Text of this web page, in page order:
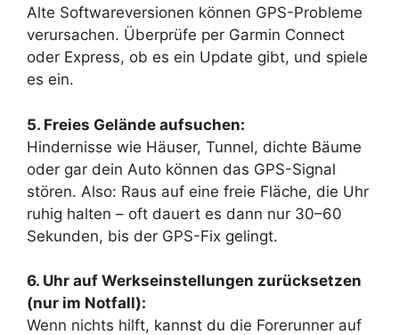
Alte Softwareversionen können GPS-Probleme
verursachen. Überprüfe per Garmin Connect
oder Express, ob es ein Update gibt, und spiele
es ein.
5. Freies Gelände aufsuchen:
Hindernisse wie Häuser, Tunnel, dichte Bäume
oder gar dein Auto können das GPS-Signal
stören. Also: Raus auf eine freie Fläche, die Uhr
ruhig halten – oft dauert es dann nur 30–60
Sekunden, bis der GPS-Fix gelingt.
6. Uhr auf Werkseinstellungen zurücksetzen
(nur im Notfall):
Wenn nichts hilft, kannst du die Forerunner auf